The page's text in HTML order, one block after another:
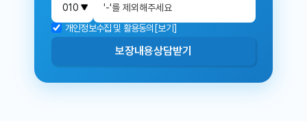
개인정보수집 및 활용동의[보기]
보장내용상담받기